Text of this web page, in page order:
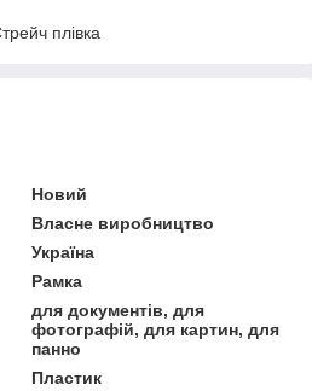
плівка
Новий
Власне виробництво
Україна
Рамка
для документів, для
фотографій, для картин, для
панно
Пластик